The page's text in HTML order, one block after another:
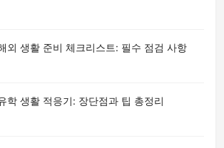
외 생활 준비 체크리스트: 필수 점검 사항
학 생활 적응기: 장단점과 팁 총정리